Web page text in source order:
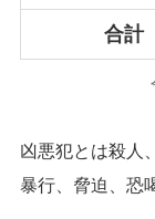
合計
凶悪犯とは殺人
暴行、脅迫、恐